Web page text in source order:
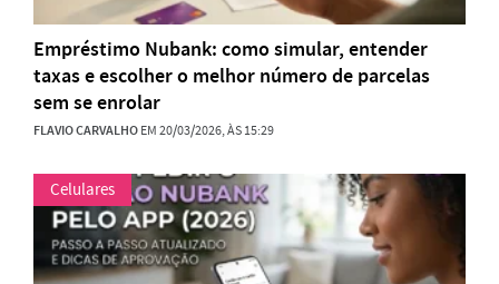
Empréstimo Nubank: como simular, entender
taxas e escolher o melhor número de parcelas
sem se enrolar
FLAVIO CARVALHOEM 20/03/2026, ÀS 15:29
Celulares